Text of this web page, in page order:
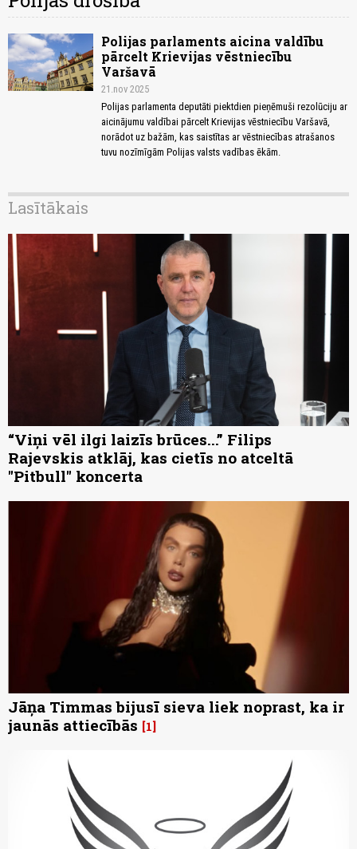
Polijas parlaments aicina valdību
pārcelt Krievijas vēstniecību
Varšavā
21.nov 2025
Polijas parlamenta deputāti piektdien pieņēmuši rezolūciju ar
aicinājumu valdībai pārcelt Krievijas vēstniecību Varšavā,
norādot uz bažām, kas saistītas ar vēstniecības atrašanos
tuvu nozīmīgām Polijas valsts vadības ēkām.
Lasītākais
“Viņi vēl ilgi laizīs brūces...” Filips
Rajevskis atklāj, kas cietīs no atceltā
"Pitbull" koncerta
Jāņa Timmas bijusī sieva liek noprast, ka ir
jaunās attiecībās 1